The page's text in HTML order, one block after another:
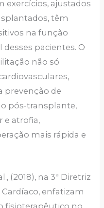
exercícios, ajustados
têm
na função
desses pacientes. O
não só
prevenção de
pós-transplante,
e atrofia,
mais rápida e
(2018), na 3ª Diretriz
enfatizam
fisioterapêutico no